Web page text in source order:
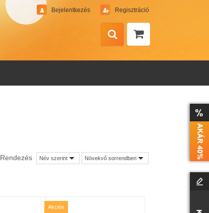
Bejelentkezés Regisztráció
Rendezés Név szerint Növekvő sorrendben
Akciós